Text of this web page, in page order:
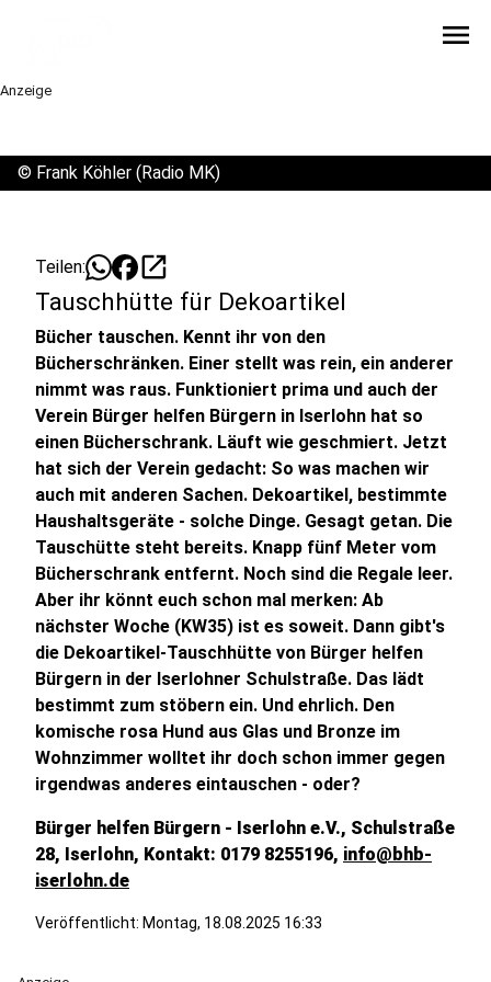
menu
Anzeige
© Frank Köhler (Radio MK)
Teilen: open_in_new
Tauschhütte für Dekoartikel
Bücher tauschen. Kennt ihr von den
Bücherschränken. Einer stellt was rein, ein anderer
nimmt was raus. Funktioniert prima und auch der
Verein Bürger helfen Bürgern in Iserlohn hat so
einen Bücherschrank. Läuft wie geschmiert. Jetzt
hat sich der Verein gedacht: So was machen wir
auch mit anderen Sachen. Dekoartikel, bestimmte
Haushaltsgeräte - solche Dinge. Gesagt getan. Die
Tauschütte steht bereits. Knapp fünf Meter vom
Bücherschrank entfernt. Noch sind die Regale leer.
Aber ihr könnt euch schon mal merken: Ab
nächster Woche (KW35) ist es soweit. Dann gibt's
die Dekoartikel-Tauschhütte von Bürger helfen
Bürgern in der Iserlohner Schulstraße. Das lädt
bestimmt zum stöbern ein. Und ehrlich. Den
komische rosa Hund aus Glas und Bronze im
Wohnzimmer wolltet ihr doch schon immer gegen
irgendwas anderes eintauschen - oder?
Bürger helfen Bürgern - Iserlohn e.V., Schulstraße
28, Iserlohn, Kontakt: 0179 8255196, info@bhb-
iserlohn.de
Veröffentlicht: Montag, 18.08.2025 16:33